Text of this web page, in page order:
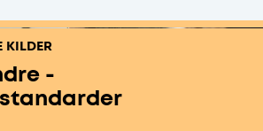
KILDER